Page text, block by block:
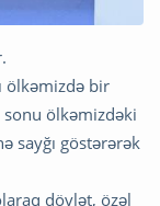
ölkəmizdə bir
ölkəmizdəki
sayğı göstərərək
dövlət, özəl